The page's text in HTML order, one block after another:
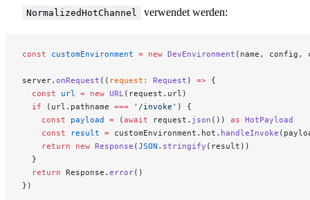
NormalizedHotChannel verwendet werden:
const customEnvironment = new DevEnvironment (name, config,
server. onRequest (( request : Request ) => {
  const
url = new URL (request.url)
  if
(url.pathname === '/invoke' ) {
    const
payload = (await request. json ()) as HotPayload
    const
result = customEnvironment.hot. handleInvoke
    return
new Response (JSON . stringify (result))
  }
  return
Response. error()
})